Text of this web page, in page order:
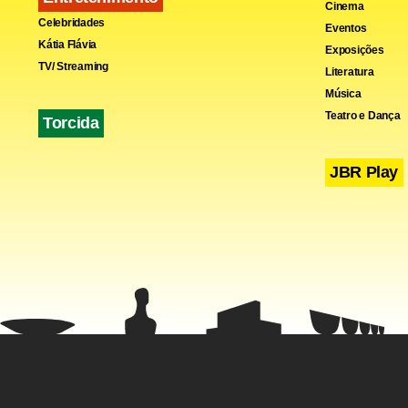
“O debate
se o
A entidade
Para
Celebridades
Kátia Flávia
TV/ Streaming
Torcida
Cinema
Eventos
Exposições
Literatura
Música
Teatro e Dança
JBR Play